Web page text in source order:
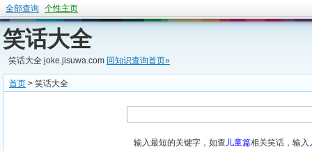
全部查询 个性主页
笑话大全
笑话大全 joke.jisuwa.com 回知识查询首页»
首页 > 笑话大全
输入最短的关键字，如查 儿童篇相关笑话，输入